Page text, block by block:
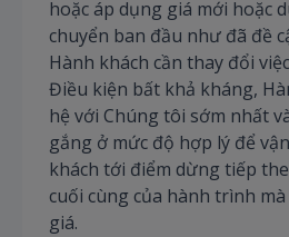
hoặc áp dụng giá mới hoặc
chuyển ban đầu như đã đề
Hành khách cần thay đổi
Điều kiện bất khả kháng,
hệ với Chúng tôi sớm nhất
gắng ở mức độ hợp lý để
khách tới điểm dừng tiếp
cuối cùng của hành trình
giá.